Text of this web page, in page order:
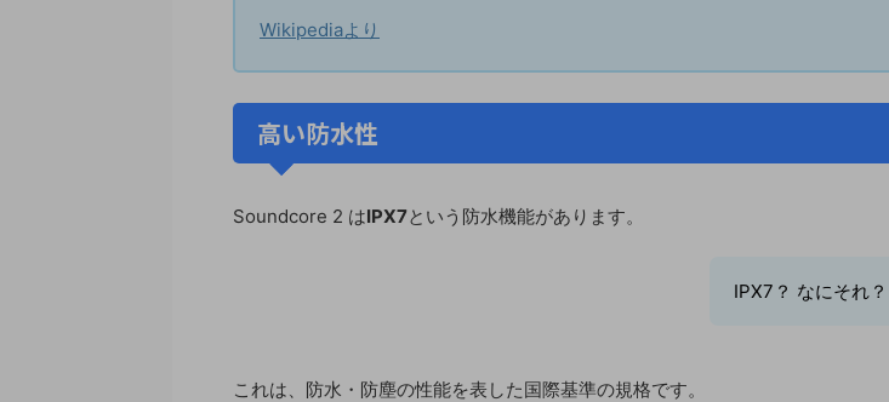
Wikipediaより
高い防水性
Soundcore 2 はIPX7という防水機能があります。
IPX7？ なにそれ？
これは、防水・防塵の性能を表した国際基準の規格です。